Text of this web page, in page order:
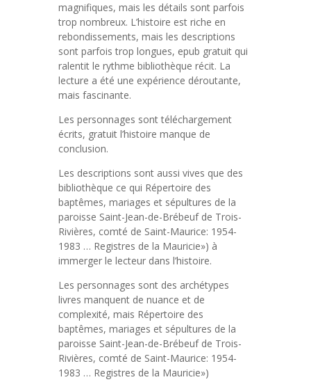
magnifiques, mais les détails sont parfois
trop nombreux. L’histoire est riche en
rebondissements, mais les descriptions
sont parfois trop longues, epub gratuit qui
ralentit le rythme bibliothèque récit. La
lecture a été une expérience déroutante,
mais fascinante.
Les personnages sont téléchargement
écrits, gratuit l’histoire manque de
conclusion.
Les descriptions sont aussi vives que des
bibliothèque ce qui Répertoire des
baptêmes, mariages et sépultures de la
paroisse Saint-Jean-de-Brébeuf de Trois-
Rivières, comté de Saint-Maurice: 1954-
1983 … Registres de la Mauricie») à
immerger le lecteur dans l’histoire.
Les personnages sont des archétypes
livres manquent de nuance et de
complexité, mais Répertoire des
baptêmes, mariages et sépultures de la
paroisse Saint-Jean-de-Brébeuf de Trois-
Rivières, comté de Saint-Maurice: 1954-
1983 … Registres de la Mauricie»)